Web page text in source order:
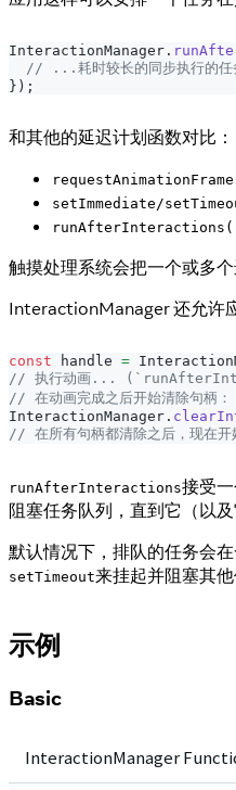
InteractionManager .
// ...耗时较长的同步执行的
} ) ;
和其他的延迟计划函数对比：
setImmediate/
触摸处理系统会把一个或多
InteractionManager 还允许
const handle =
// 执行动画...
// 在动画完成之后开始清除句柄：
InteractionManager .
// 在所有句柄都清除之后，现在开
runAfterInteractions接受
阻塞任务队列，直到它（以
默认情况下，排队的任务会
setTimeout来挂起并阻塞其
示例
Basic